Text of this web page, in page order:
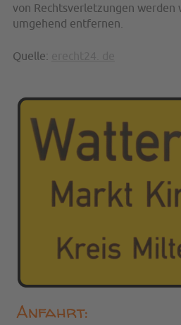
von Rechtsverletzungen werden
umgehend entfernen.
Quelle:
Anfahrt: